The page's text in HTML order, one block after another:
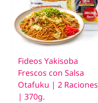
Fideos Yakisoba
Frescos con Salsa
Otafuku | 2 Raciones
| 370g.